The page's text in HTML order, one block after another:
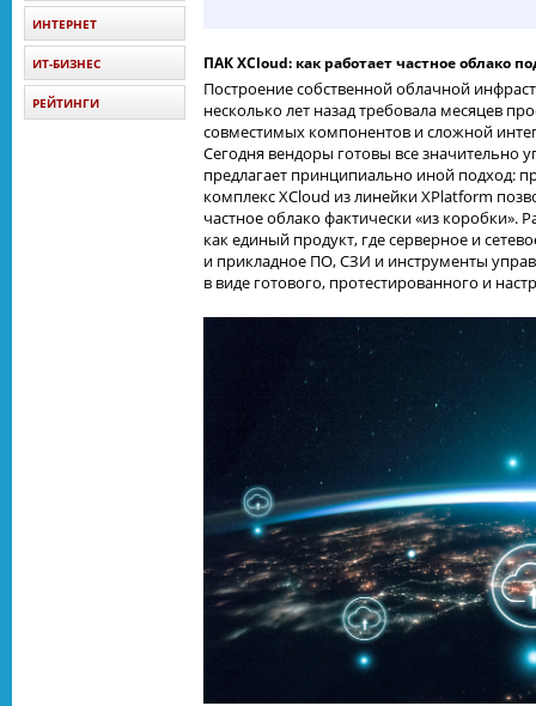
ПАК XCloud: как работает частное облако
Построение собственной облачной
несколько лет назад требовала месяцев
совместимых компонентов и сложной
Сегодня вендоры готовы все значительно
предлагает принципиально иной подход:
комплекс XCloud из линейки XPlatform
частное облако фактически «из коробки».
как единый продукт, где серверное и
и прикладное ПО, СЗИ и инструменты
в виде готового, протестированного и
ИНТЕРНЕТ
ИТ-БИЗНЕС
РЕЙТИНГИ